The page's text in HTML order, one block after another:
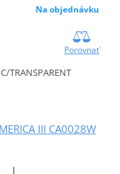
Na objednávku
Porovnať
TRANSPARENT
III CA0028W